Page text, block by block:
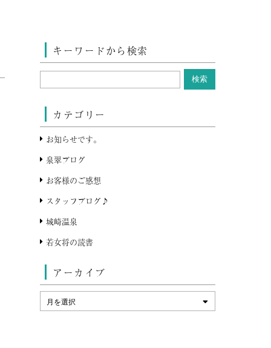
キーワードから検索
カテゴリー
お知らせです。
泉翠ブログ
お客様のご感想
スタッフブログ♪
城崎温泉
若女将の読書
アーカイブ